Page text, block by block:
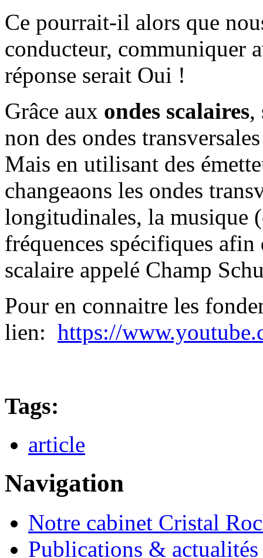
Ce pourrait-il alors que
conducteur, communiquer
réponse serait Oui !
Grâce aux ondes scalaires,
non des ondes
Mais en utilisant des
changeaons les ondes
longitudinales, la musique
fréquences spécifiques
scalaire appelé Champ
Pour en connaitre les
lien: https://
Tags:
article
Navigation
Notre cabinet Cristal
Publications & actualités